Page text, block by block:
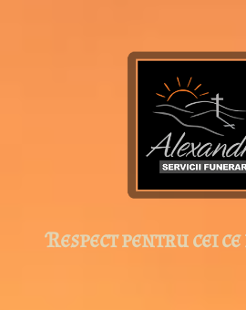
Respect pentru cei